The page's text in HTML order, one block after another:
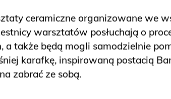
ceramiczne organizowane we
warsztatów posłuchają o
a także będą mogli samodzielnie
karafkę, inspirowaną postacią
zabrać ze sobą.